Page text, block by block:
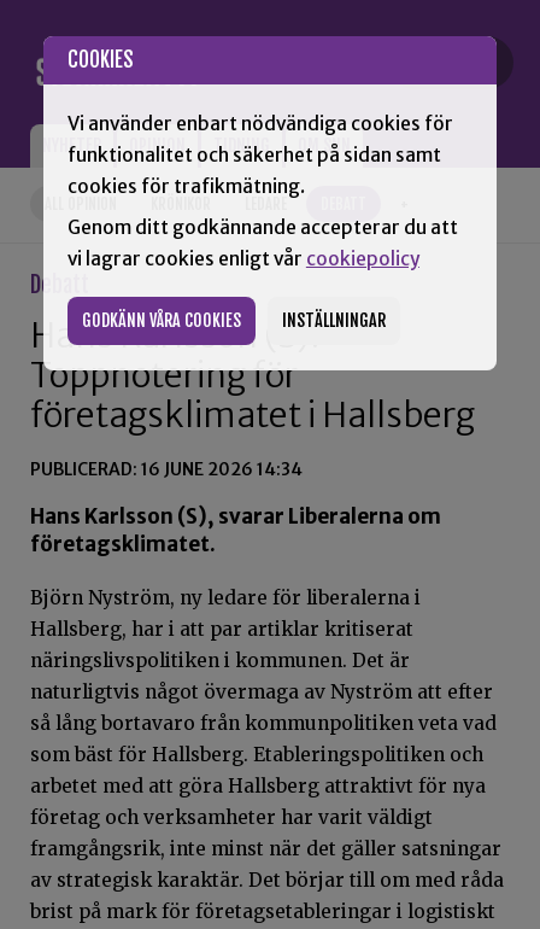
COOKIES
Vi använder enbart nödvändiga cookies för
funktionalitet och säkerhet på sidan samt
cookies för trafikmätning.
Genom ditt godkännande accepterar du att
vi lagrar cookies enligt vår cookiepolicy
GODKÄNN VÅRA COOKIES INSTÄLLNINGAR
NYHETER OPINION TIDNING OM SNN
Debatt
Hans Karlsson (S):
Toppnotering för
företagsklimatet i Hallsberg
PUBLICERAD: 16 JUNE 2026 14:34
Hans Karlsson (S), svarar Liberalerna om
företagsklimatet.
Björn Nyström, ny ledare för liberalerna i
Hallsberg, har i att par artiklar kritiserat
näringslivspolitiken i kommunen. Det är
naturligtvis något övermaga av Nyström att efter
så lång bortavaro från kommunpolitiken veta vad
som bäst för Hallsberg. Etableringspolitiken och
arbetet med att göra Hallsberg attraktivt för nya
företag och verksamheter har varit väldigt
framgångsrik, inte minst när det gäller satsningar
av strategisk karaktär. Det börjar till om med råda
brist på mark för företagsetableringar i logistiskt